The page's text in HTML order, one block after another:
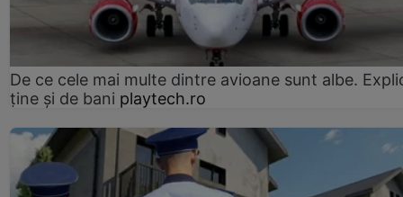
De ce cele mai multe dintre avioane sunt albe.
ține și de bani playtech.ro